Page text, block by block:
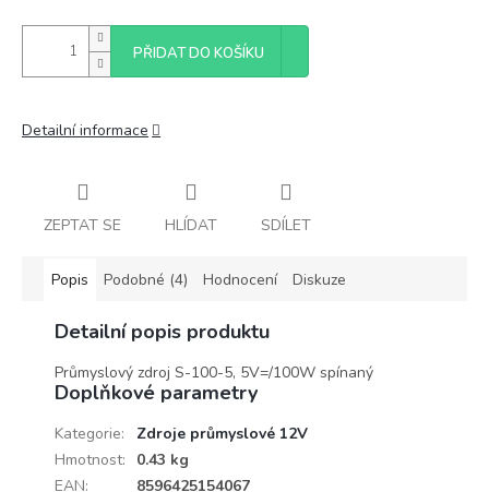
PŘIDAT DO KOŠÍKU
Detailní informace
ZEPTAT SE HLÍDAT SDÍLET
Popis Podobné (4) Hodnocení Diskuze
Detailní popis produktu
Průmyslový zdroj S-100-5, 5V=/100W spínaný
Doplňkové parametry
Kategorie:
Zdroje průmyslové 12V
Hmotnost:
0.43 kg
EAN: 8596425154067